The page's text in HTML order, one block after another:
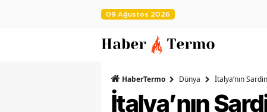
09 Ağustos 2026
HaberTermo Dünya İtalya’nın
İtalya’nın